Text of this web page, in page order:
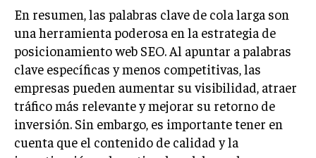
En resumen, las palabras clave de cola larga son
una herramienta poderosa en la estrategia de
posicionamiento web SEO. Al apuntar a palabras
clave específicas y menos competitivas, las
empresas pueden aumentar su visibilidad, atraer
tráfico más relevante y mejorar su retorno de
inversión. Sin embargo, es importante tener en
cuenta que el contenido de calidad y la